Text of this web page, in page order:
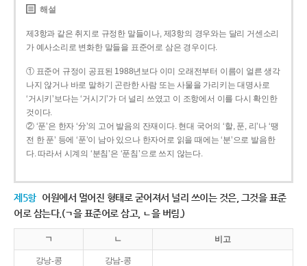
해설
제3항과 같은 취지로 규정한 말들이나, 제3항의 경우와는 달리 거센소리
가 예사소리로 변화한 말들을 표준어로 삼은 경우이다.
① 표준어 규정이 공표된 1988년보다 이미 오래전부터 이름이 얼른 생각
나지 않거나 바로 말하기 곤란한 사람 또는 사물을 가리키는 대명사로
‘거시키’보다는 ‘거시기’가 더 널리 쓰였고 이 조항에서 이를 다시 확인한
것이다.
② ‘푼’은 한자 ‘分’의 고어 발음의 잔재이다. 현대 국어의 ‘할, 푼, 리’나 ‘땡
전 한 푼’ 등에 ‘푼’이 남아 있으나 한자어로 읽을 때에는 ‘분’으로 발음한
다. 따라서 시계의 ‘분침’은 ‘푼침’으로 쓰지 않는다.
제5항 어원에서 멀어진 형태로 굳어져서 널리 쓰이는 것은, 그것을 표준
어로 삼는다.(ㄱ을 표준어로 삼고, ㄴ을 버림.)
ㄱ ㄴ 비고
강낭-콩 강남-콩